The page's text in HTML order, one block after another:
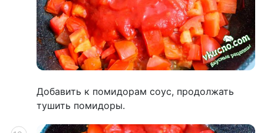
Добавить к помидорам соус, продолжать
тушить помидоры.